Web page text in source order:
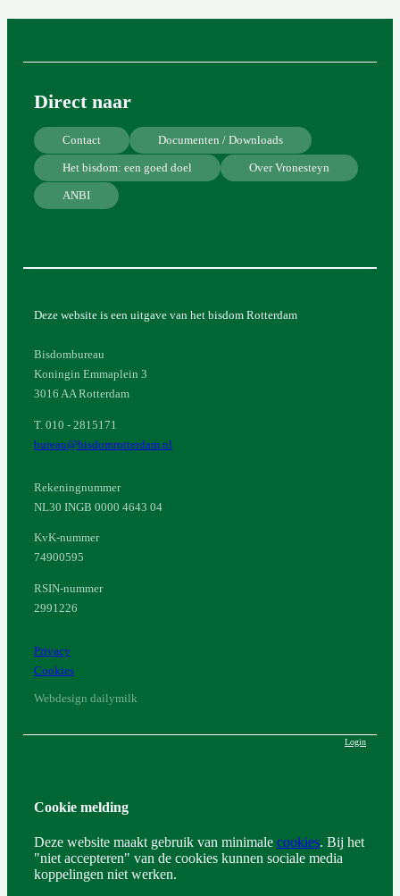
Direct naar
Contact Documenten / Downloads
Het bisdom: een goed doel Over Vronesteyn
ANBI
Deze website is een uitgave van het bisdom Rotterdam
Bisdombureau
Koningin Emmaplein 3
3016 AA Rotterdam
T. 010 - 2815171
bureau@bisdomrotterdam.nl
Rekeningnummer
NL30 INGB 0000 4643 04
KvK-nummer
74900595
RSIN-nummer
2991226
Privacy
Cookies
Webdesign dailymilk
Login
Cookie melding
Deze website maakt gebruik van minimale cookies. Bij het
"niet accepteren" van de cookies kunnen sociale media
koppelingen niet werken.